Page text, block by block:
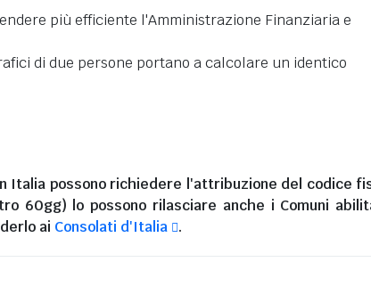
più efficiente l'Amministrazione Finanziaria e
di due persone portano a calcolare un identico
Italia possono richiedere l'attribuzione del codice
60gg) lo possono rilasciare anche i Comuni
ai Consolati d'Italia .